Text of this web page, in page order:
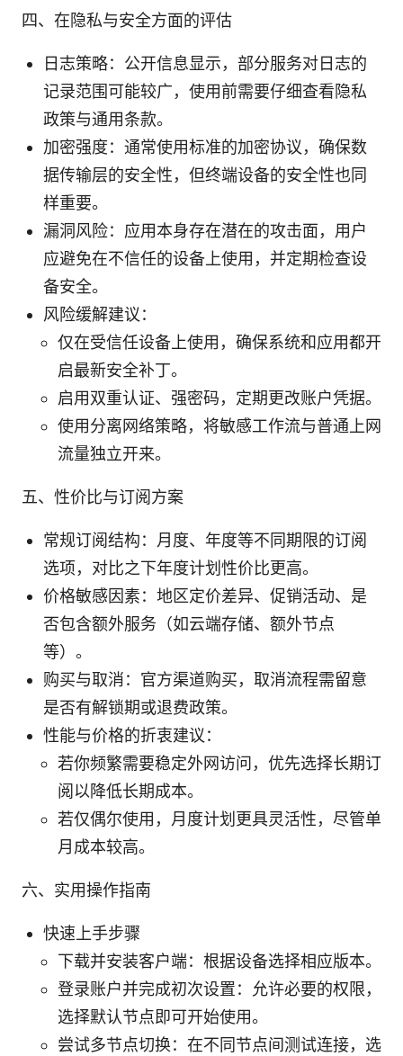
四、在隐私与安全方面的评估
日志策略：公开信息显示，部分服务对日志的
记录范围可能较广，使用前需要仔细查看隐私
政策与通用条款。
加密强度：通常使用标准的加密协议，确保数
据传输层的安全性，但终端设备的安全性也同
样重要。
漏洞风险：应用本身存在潜在的攻击面，用户
应避免在不信任的设备上使用，并定期检查设
备安全。
风险缓解建议：
仅在受信任设备上使用，确保系统和应用都开
启最新安全补丁。
启用双重认证、强密码，定期更改账户凭据。
使用分离网络策略，将敏感工作流与普通上网
流量独立开来。
五、性价比与订阅方案
常规订阅结构：月度、年度等不同期限的订阅
选项，对比之下年度计划性价比更高。
价格敏感因素：地区定价差异、促销活动、是
否包含额外服务（如云端存储、额外节点
等）。
购买与取消：官方渠道购买，取消流程需留意
是否有解锁期或退费政策。
性能与价格的折衷建议：
若你频繁需要稳定外网访问，优先选择长期订
阅以降低长期成本。
若仅偶尔使用，月度计划更具灵活性，尽管单
月成本较高。
六、实用操作指南
快速上手步骤
下载并安装客户端：根据设备选择相应版本。
登录账户并完成初次设置：允许必要的权限，
选择默认节点即可开始使用。
尝试多节点切换：在不同节点间测试连接，选